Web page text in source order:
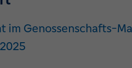
Genossenschafts-